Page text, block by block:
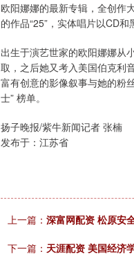
欧阳娜娜的最新专辑，全创作
的作品“25”，实体唱片以CD
出生于演艺世家的欧阳娜娜从
取，之后她又考入美国伯克利
富有创意的影像叙事与她的粉
士” 榜单。
扬子晚报/紫牛新闻记者 张楠
发布于：江苏省
上一篇： 深富网配资 松原安
下一篇： 天涯配资 美国经济